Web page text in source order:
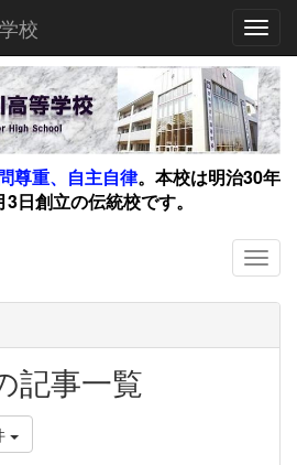
校
尊重、自主自律。 本校は明治30年
日創立の伝統校です。
記事一覧